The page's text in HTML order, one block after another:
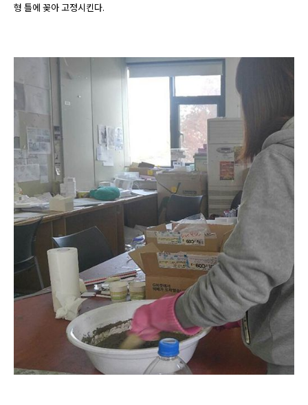
형 틀에 꽂아 고정시킨다.